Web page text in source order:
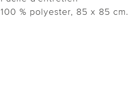
100 % polyester, 85 x 85 cm.